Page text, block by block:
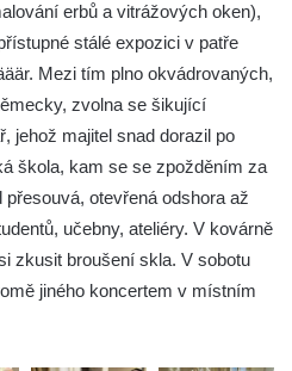
erbů a vitrážových oken),
stálé expozici v patře
Mezi tím plno okvádrovaných,
zvolna se šikující
jehož majitel snad dorazil po
škola, kam se se zpožděním za
otevřená odshora až
učebny, ateliéry. V kovárně
zkusit broušení skla. V sobotu
jiného koncertem v místním